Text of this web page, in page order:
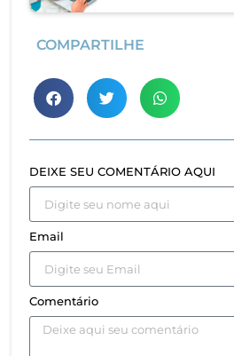
COMPARTILHE
DEIXE SEU COMENTÁRIO AQUI
Email
Comentário